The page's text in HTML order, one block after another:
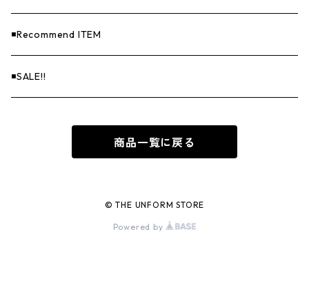
◾️Recommend ITEM
◾️SALE!!
商品一覧に戻る
© THE UNFORM STORE
Powered by